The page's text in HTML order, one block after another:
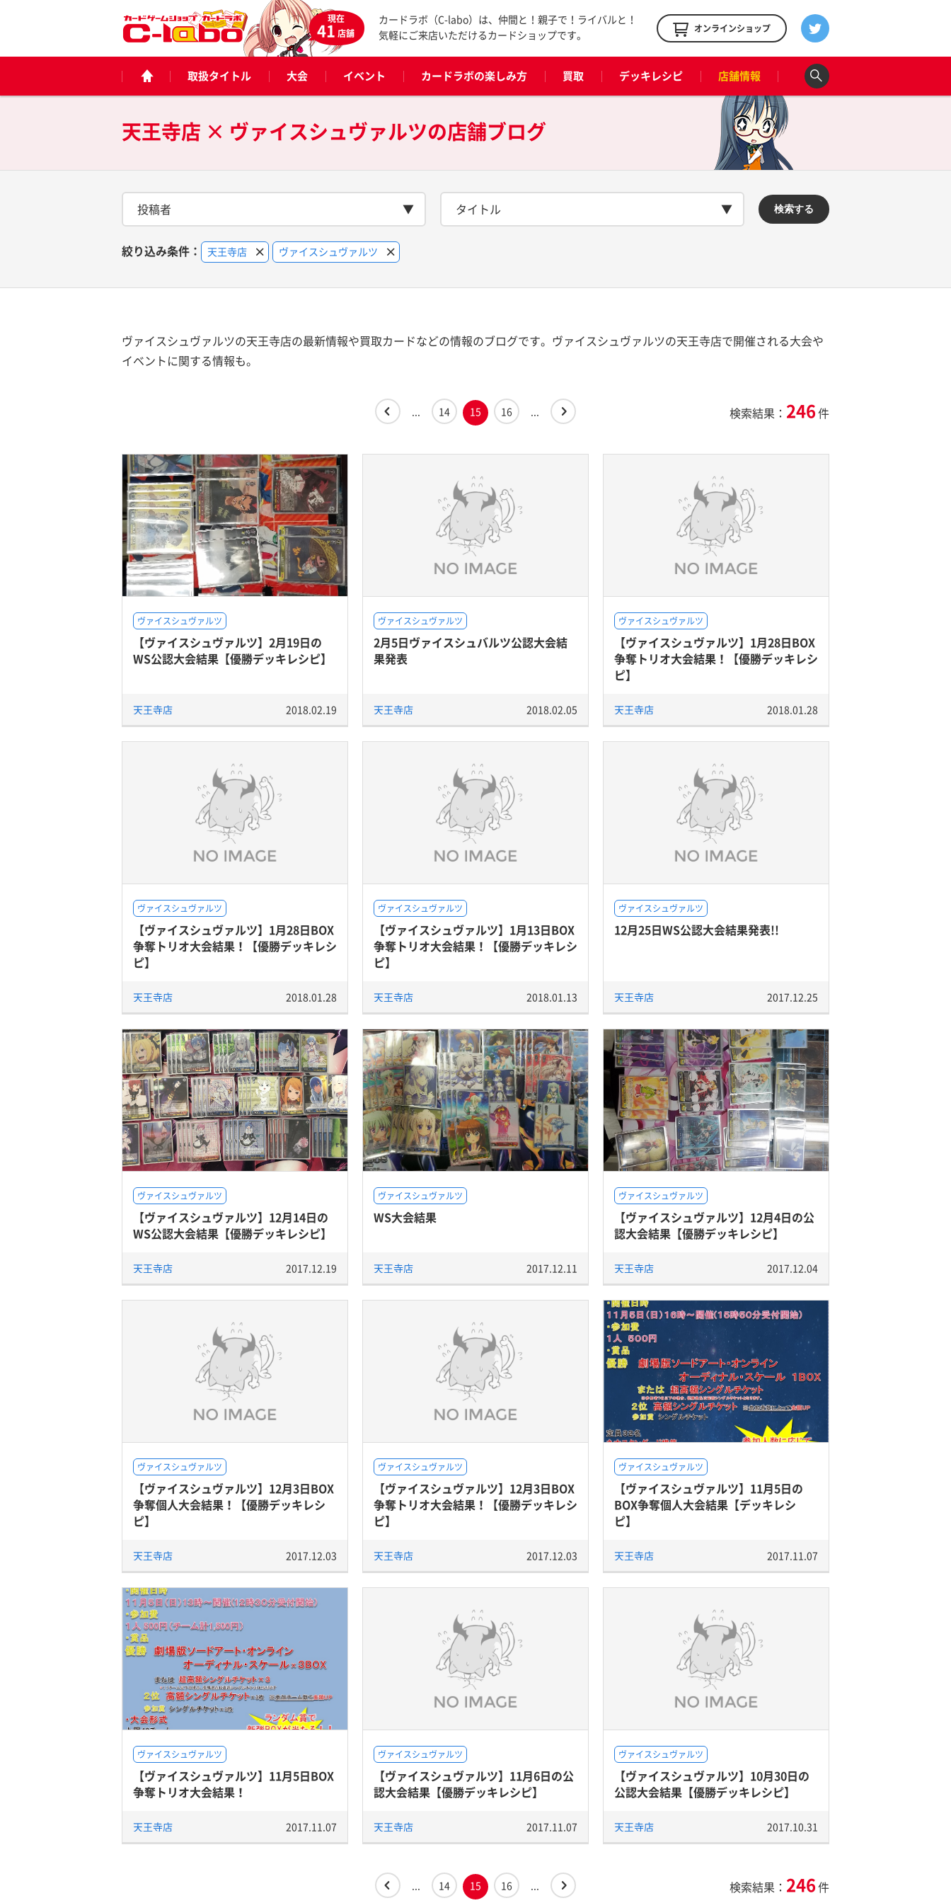
現在
41店舗
カードラボ（C-labo）は、仲間と！親子で！ライバルと！
気軽にご来店いただけるカードショップです。
オンラインショップ
取扱タイトル 大会 イベント カードラボの楽しみ方 買取 デッキレシピ 店舗情報
天王寺店 × ヴァイスシュヴァルツの店舗ブログ
投稿者 タイトル 検索する
絞り込み条件： 天王寺店 ヴァイスシュヴァルツ
ヴァイスシュヴァルツの天王寺店の最新情報や買取カードなどの情報のブログです。ヴァイスシュヴァルツの天王寺店で開催される大会や
イベントに関する情報も。
... 14 15 16 ... 検索結果： 246件
ヴァイスシュヴァルツ
【ヴァイスシュヴァルツ】2月19日の
WS公認大会結果【優勝デッキレシピ】
天王寺店 2018.02.19
ヴァイスシュヴァルツ
2月5日ヴァイスシュバルツ公認大会結
果発表
天王寺店 2018.02.05
ヴァイスシュヴァルツ
【ヴァイスシュヴァルツ】1月28日BOX
争奪トリオ大会結果！【優勝デッキレシ
ピ】
天王寺店 2018.01.28
ヴァイスシュヴァルツ
【ヴァイスシュヴァルツ】1月28日BOX
争奪トリオ大会結果！【優勝デッキレシ
ピ】
天王寺店 2018.01.28
ヴァイスシュヴァルツ
【ヴァイスシュヴァルツ】1月13日BOX
争奪トリオ大会結果！【優勝デッキレシ
ピ】
天王寺店 2018.01.13
ヴァイスシュヴァルツ
12月25日WS公認大会結果発表!!
天王寺店 2017.12.25
ヴァイスシュヴァルツ
【ヴァイスシュヴァルツ】12月14日の
WS公認大会結果【優勝デッキレシピ】
天王寺店 2017.12.19
ヴァイスシュヴァルツ
WS大会結果
天王寺店 2017.12.11
ヴァイスシュヴァルツ
【ヴァイスシュヴァルツ】12月4日の公
認大会結果【優勝デッキレシピ】
天王寺店 2017.12.04
ヴァイスシュヴァルツ
【ヴァイスシュヴァルツ】12月3日BOX
争奪個人大会結果！【優勝デッキレシ
ピ】
天王寺店 2017.12.03
ヴァイスシュヴァルツ
【ヴァイスシュヴァルツ】12月3日BOX
争奪トリオ大会結果！【優勝デッキレシ
ピ】
天王寺店 2017.12.03
ヴァイスシュヴァルツ
【ヴァイスシュヴァルツ】11月5日の
BOX争奪個人大会結果【デッキレシ
ピ】
天王寺店 2017.11.07
ヴァイスシュヴァルツ
【ヴァイスシュヴァルツ】11月5日BOX
争奪トリオ大会結果！
天王寺店 2017.11.07
ヴァイスシュヴァルツ
【ヴァイスシュヴァルツ】11月6日の公
認大会結果【優勝デッキレシピ】
天王寺店 2017.11.07
ヴァイスシュヴァルツ
【ヴァイスシュヴァルツ】10月30日の
公認大会結果【優勝デッキレシピ】
天王寺店 2017.10.31
... 14 15 16 ... 検索結果： 246件